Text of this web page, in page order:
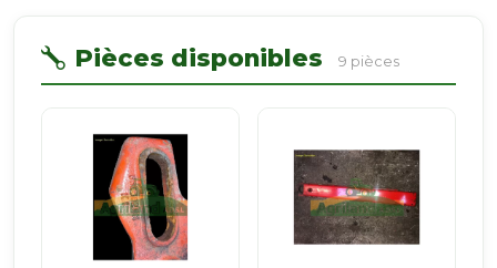
Pièces disponibles 9 pièces